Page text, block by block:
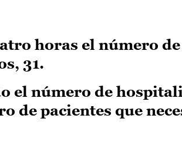
horas el número
31.
el número de
de pacientes que